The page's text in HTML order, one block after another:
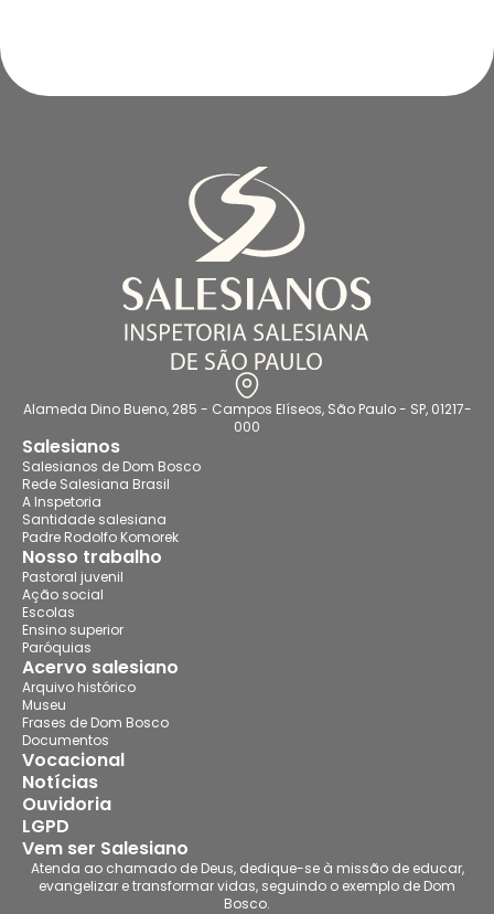
Alameda Dino Bueno, 285 - Campos Elíseos, São Paulo - SP, 01217-
000
Salesianos
Salesianos de Dom Bosco
Rede Salesiana Brasil
A Inspetoria
Santidade salesiana
Padre Rodolfo Komorek
Nosso trabalho
Pastoral juvenil
Ação social
Escolas
Ensino superior
Paróquias
Acervo salesiano
Arquivo histórico
Museu
Frases de Dom Bosco
Documentos
Vocacional
Notícias
Ouvidoria
LGPD
Vem ser Salesiano
Atenda ao chamado de Deus, dedique-se à missão de educar,
evangelizar e transformar vidas, seguindo o exemplo de Dom
Bosco.